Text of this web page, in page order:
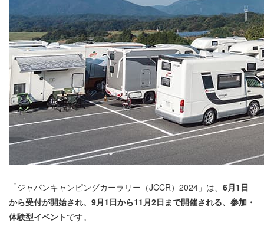
「ジャパンキャンピングカーラリー（JCCR）2024」は、 6月1日
から受付が開始され、9月1日から11月2日まで開催される、参加・
体験型イベントです。